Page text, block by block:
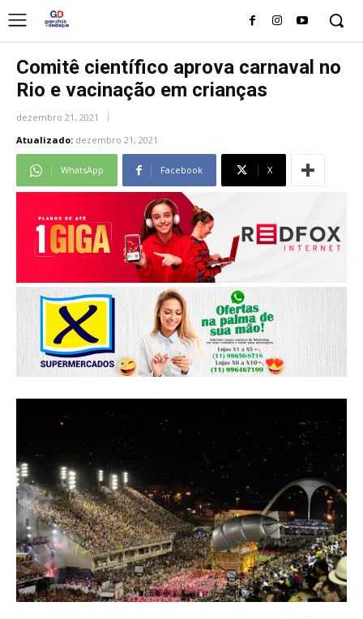
Comitê científico aprova carnaval no
Rio e vacinação em crianças
dezembro 21, 2021
Atualizado: dezembro 21, 2021
WhatsApp Facebook X